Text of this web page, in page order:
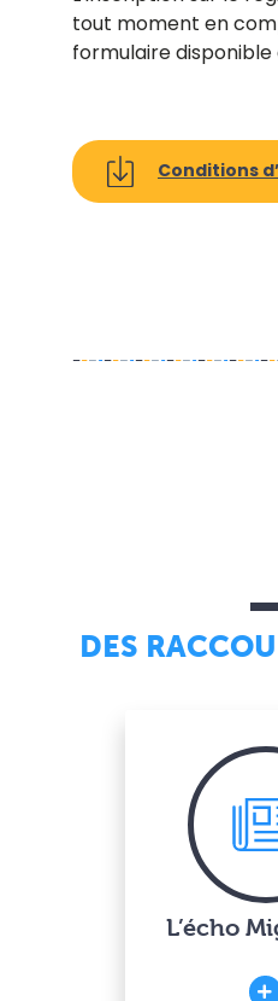
tout moment en
formulaire disponible
Conditions
DES
L’écho